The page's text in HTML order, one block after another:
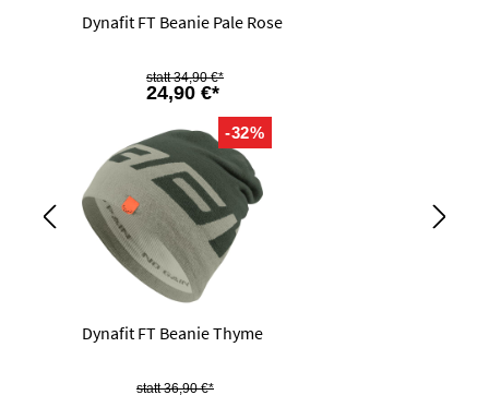
Dynafit FT Beanie Pale Rose
24,90 €*
34,90 €*
-32%
Dynafit FT Beanie Thyme
36,90 €*